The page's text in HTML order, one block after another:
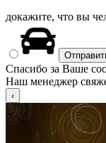
докажите, что вы
Спасибо за Ваше
Наш менеджер